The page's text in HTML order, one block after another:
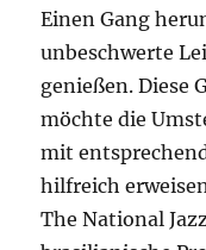
Einen Gang
unbeschwerte
genießen. Diese
möchte die
mit
hilfreich
The National